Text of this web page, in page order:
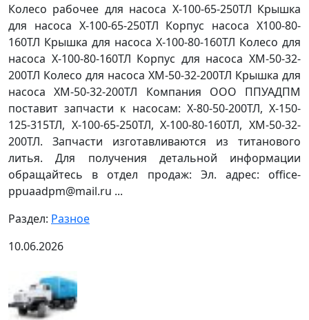
Колесо рабочее для насоса Х-100-65-250ТЛ Крышка
для насоса Х-100-65-250ТЛ Корпус насоса Х100-80-
160ТЛ Крышка для насоса Х-100-80-160ТЛ Колесо для
насоса Х-100-80-160ТЛ Корпус для насоса ХМ-50-32-
200ТЛ Колесо для насоса ХМ-50-32-200ТЛ Крышка для
насоса ХМ-50-32-200ТЛ Компания ООО ППУАДПМ
поставит запчасти к насосам: Х-80-50-200ТЛ, Х-150-
125-315ТЛ, Х-100-65-250ТЛ, Х-100-80-160ТЛ, ХМ-50-32-
200ТЛ. Запчасти изготавливаются из титанового
литья. Для получения детальной информации
обращайтесь в отдел продаж: Эл. адрес: office-
ppuaadpm@mail.ru ...
Раздел: Разное
10.06.2026